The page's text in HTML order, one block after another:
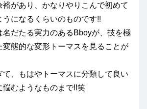
があり、かなりやりこんで初めて
うになるくらいのものです!!
名だたる実力のあるBboyが、技を極
変態的な変形トーマスを見ることが
て、もはやトーマスに分類して良い
悩むようなものまで!!笑